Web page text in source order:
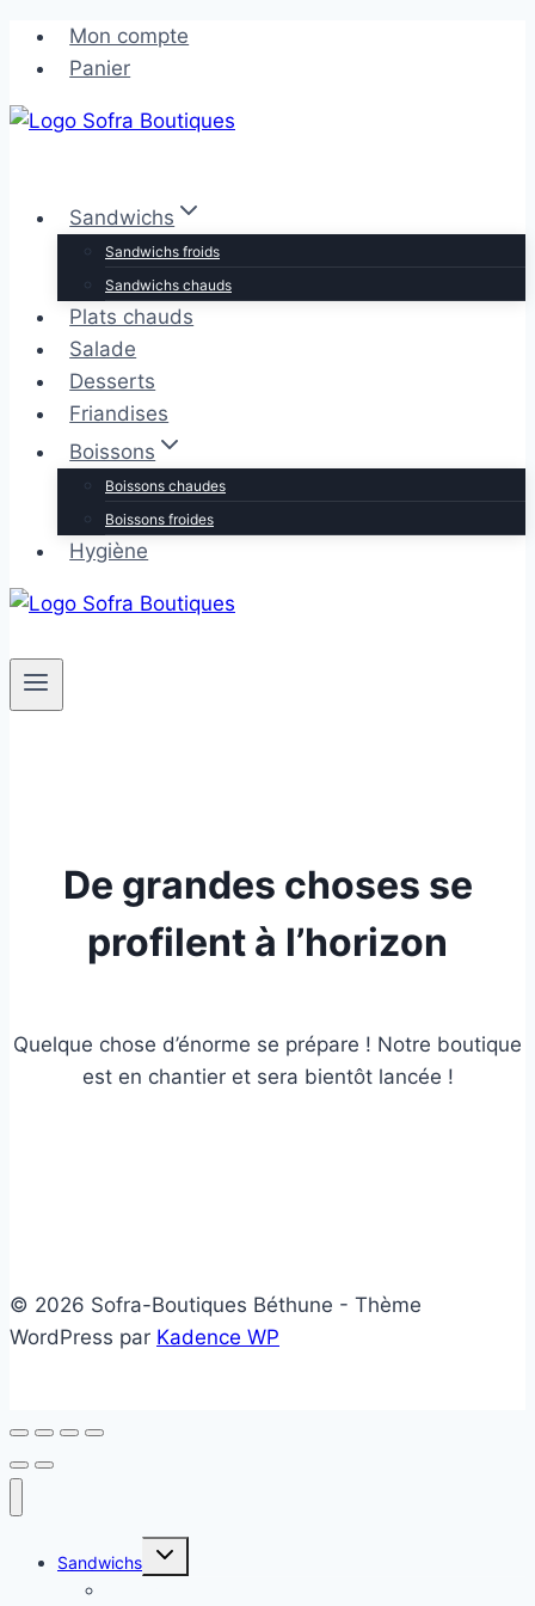
Aller
contenu
Aller
contenu
Mon compte
Panier
Sandwichs
Sandwichs froids
Sandwichs chauds
Plats chauds
Salade
Desserts
Friandises
Boissons
Boissons chaudes
Boissons froides
Hygiène
De grandes choses se
profilent à l’horizon
Quelque chose d’énorme se prépare ! Notre boutique
est en chantier et sera bientôt lancée !
© 2026 Sofra-Boutiques Béthune - Thème
WordPress par Kadence WP
Sandwichs
Ouvrir/fermer